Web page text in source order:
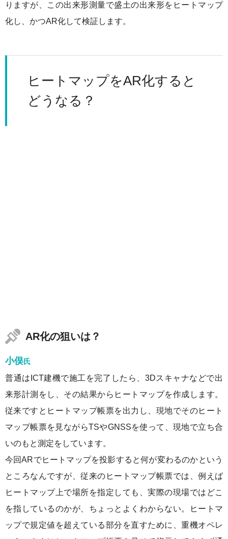
りますが、この出来形測量で盛土の出来形をヒートマップ
化し、かつAR化して検証します。
ヒートマップをAR化すると
どうなる？
AR化の狙いは？
小俣氏
普通はICT建機で施工を完了したら、3Dスキャナなどで出
来形計測をし、その結果からヒートマップを作成します。
従来ですとヒートマップ帳票を出力し、現地でそのヒート
マップ帳票を見ながらTSやGNSSを使って、現地で立ち合
いのもと測定をしています。
今回ARでヒートマップを投影すると何が変わるのかという
ところなんですが、従来のヒートマップ帳票では、例えば
ヒートマップ上で場所を指定しても、実際の現場ではどこ
を指しているのかが、ちょっとよくわからない。ヒートマ
ップで規定値を超えている部分を直すために、重機オペレ